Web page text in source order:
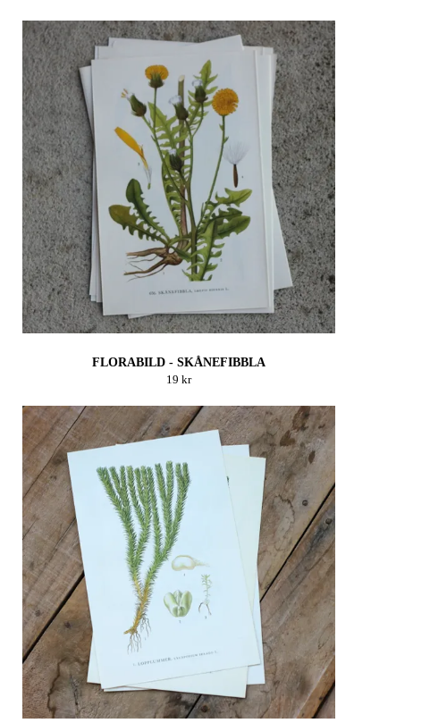
FLORABILD - SKÅNEFIBBLA
19 kr